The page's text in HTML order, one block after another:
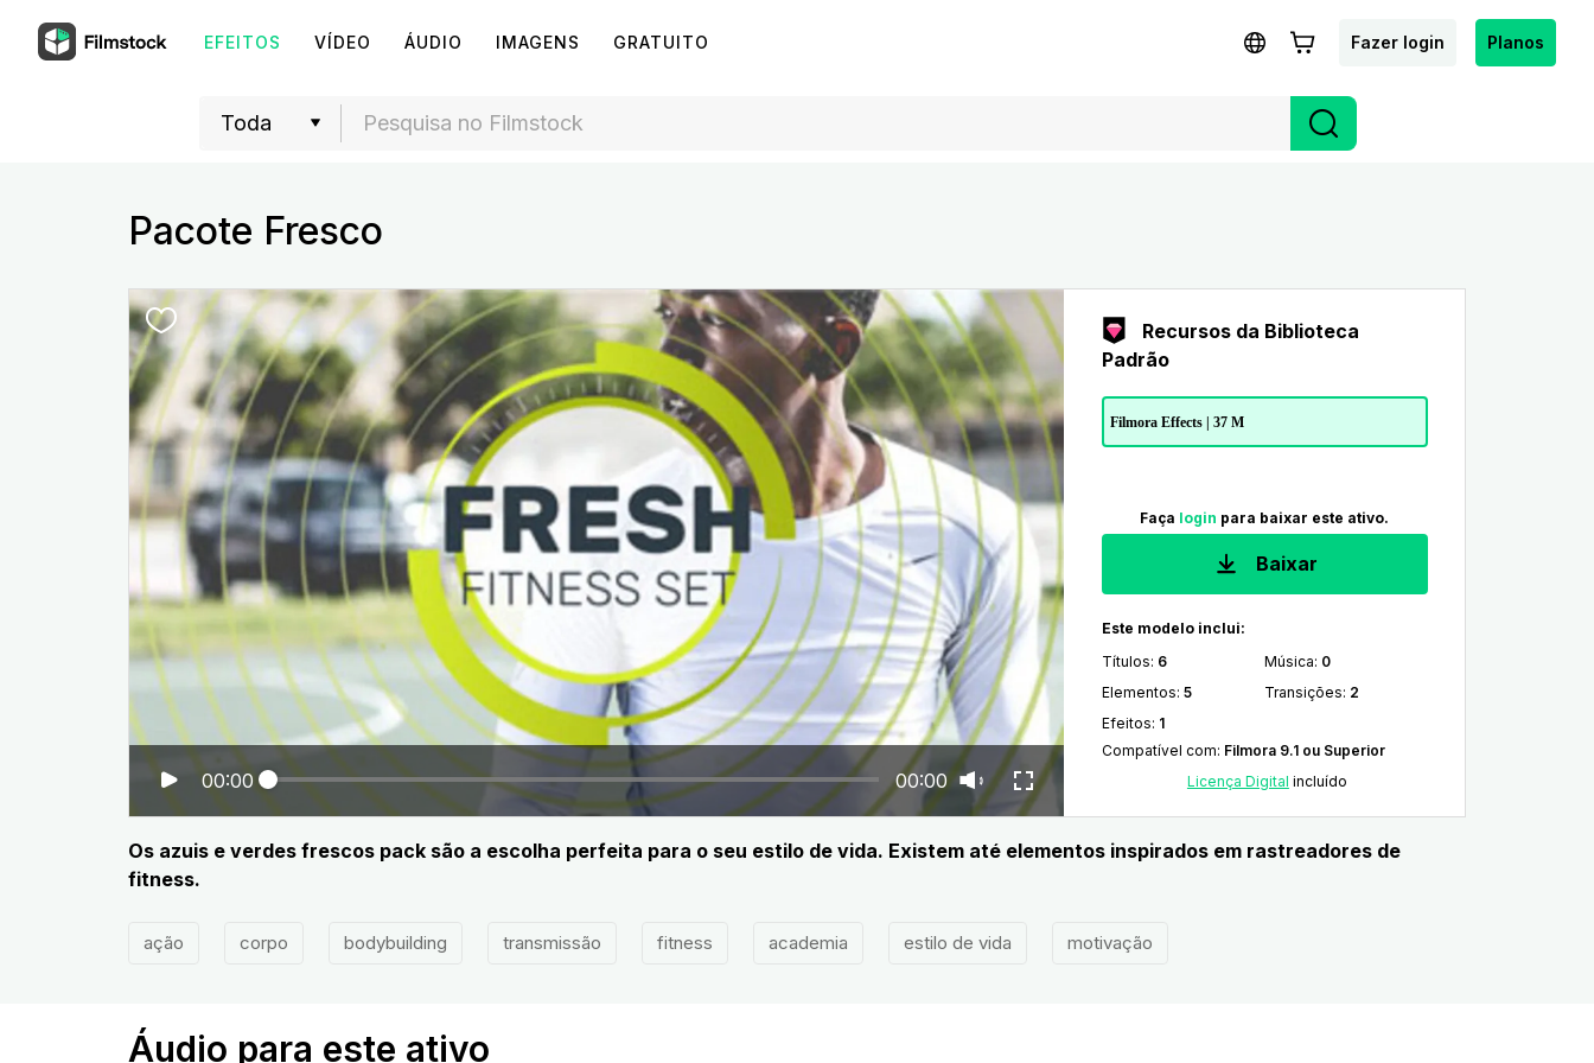
EFEITOS VÍDEO ÁUDIO IMAGENS GRATUITO Fazer login Planos
Pacote Fresco
00:00 00:00
Recursos da Biblioteca
Padrão
Filmora Effects | 37 M
Faça login para baixar este ativo.
Baixar
Este modelo inclui:
Títulos: 6 Música: 0
Elementos: 5 Transições: 2
Efeitos: 1
Compatível com: Filmora 9.1 ou Superior
Licença Digital incluído
Os azuis e verdes frescos pack são a escolha perfeita para o seu estilo de vida. Existem até elementos inspirados em rastreadores de
fitness.
ação corpo bodybuilding transmissão fitness academia estilo de vida motivação
Áudio para este ativo